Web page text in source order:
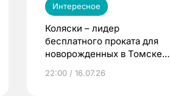
Интересное
Коляски – лидер
бесплатного проката для
новорожденных в Томске.
22:00 / 16.07.26